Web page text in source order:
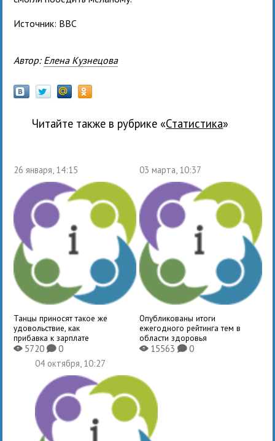
Источник: BBC
Автор: Елена Кузнецова
Читайте также в рубрике « статистика»
26 января, 14:15
Танцы приносят такое же
удовольствие, как
прибавка к зарплате
X5720K0
03 марта, 10:37
Опубликованы итоги
ежегодного рейтинга тем в
области здоровья
X15563 K0
04 октября, 10:27